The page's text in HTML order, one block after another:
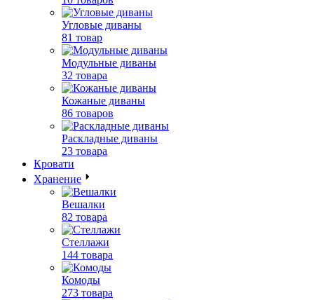
Угловые диваны
81 товар
Модульные диваны
32 товара
Кожаные диваны
86 товаров
Раскладные диваны
23 товара
Кровати
Хранение
Вешалки
82 товара
Стеллажи
144 товара
Комоды
273 товара